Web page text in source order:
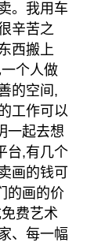
。我用车
辛苦之
西搬上
个人做
的空间,
工作可以
一起去想
台,有几个
画的钱可
的画的价
费艺术
、每一幅